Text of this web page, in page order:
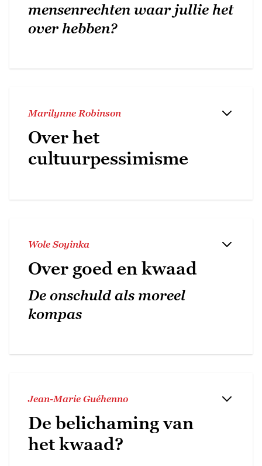
mensenrechten waar jullie het
over hebben?
Marilynne Robinson
Over het
cultuurpessimisme
Wole Soyinka
Over goed en kwaad
De onschuld als moreel
kompas
Jean-Marie Guéhenno
De belichaming van
het kwaad?